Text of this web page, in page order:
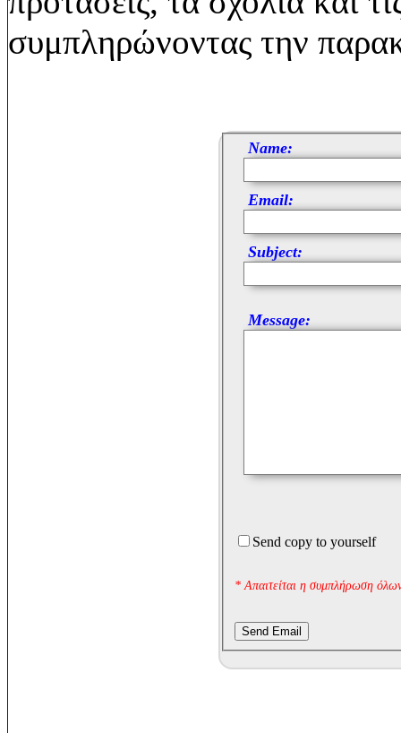
συμπληρώνοντας την
Name:
Email:
Subject:
Message:
Send copy to yourself
* Απαιτείται η συμπλήρωση
Send Email